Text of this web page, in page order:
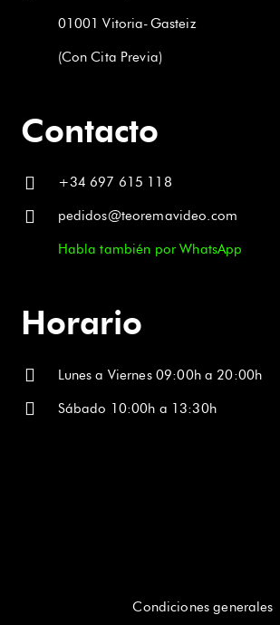
01001 Vitoria-Gasteiz
(Con Cita Previa)
Contacto
+34 697 615 118
pedidos@teoremavideo.com
Habla también por WhatsApp
Horario
Lunes a Viernes 09:00h a 20:00h
Sábado 10:00h a 13:30h
Condiciones generales